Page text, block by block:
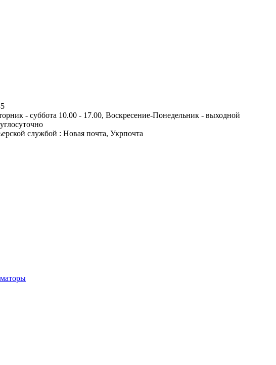
- суббота 10.00 - 17.00, Воскресение-Понедельник - выходной
службой : Новая почта, Укрпочта